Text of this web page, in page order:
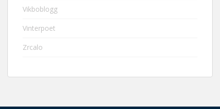
Vikboblogg
Vinterpoet
Zrcalo